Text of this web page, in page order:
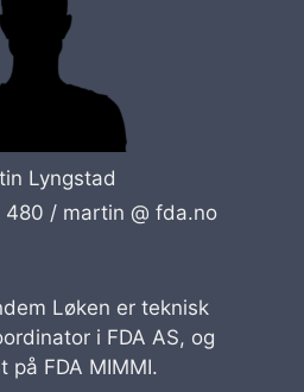
Lyngstad
480 / martin @ fda.no
Løken er teknisk
i FDA AS, og
på FDA MIMMI.